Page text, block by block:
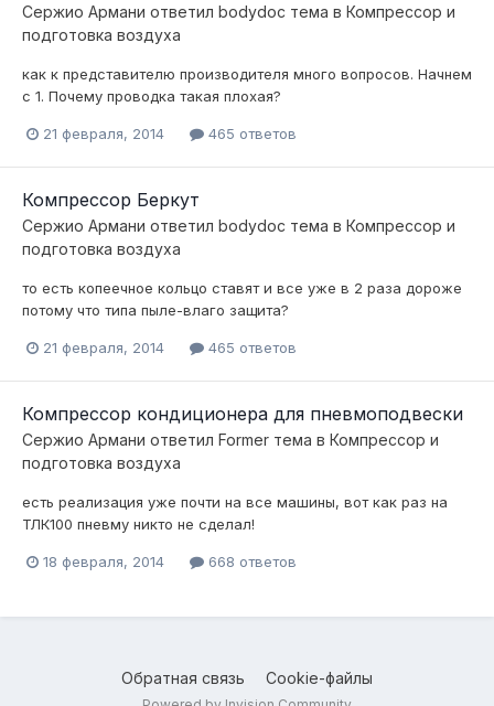
Сержио Армани ответил bodydoc тема в Компресcор и
подготовка воздуха
как к представителю производителя много вопросов. Начнем
с 1. Почему проводка такая плохая?
21 февраля, 2014 465 ответов
Компрессор Беркут
Сержио Армани ответил bodydoc тема в Компресcор и
подготовка воздуха
то есть копеечное кольцо ставят и все уже в 2 раза дороже
потому что типа пыле-влаго защита?
21 февраля, 2014 465 ответов
Компрессор кондиционера для пневмоподвески
Сержио Армани ответил Former тема в Компресcор и
подготовка воздуха
есть реализация уже почти на все машины, вот как раз на
ТЛК100 пневму никто не сделал!
18 февраля, 2014 668 ответов
Обратная связь Cookie-файлы